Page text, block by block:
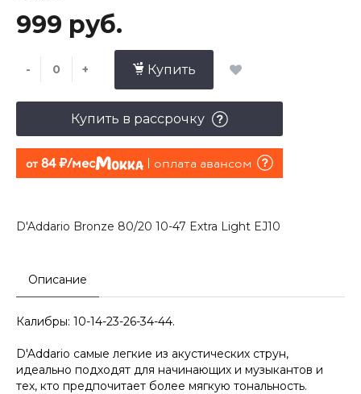
999 руб.
- + Купить
Купить в рассрочку
от 84 руб./мес оплата авансом
D'Addario Bronze 80/20 10-47 Extra Light EJ10
Описание
Калибры: 10-14-23-26-34-44.
D'Addario самые легкие из акустических струн,
идеально подходят для начинающих и музыкантов и
тех, кто предпочитает более мягкую тональность.